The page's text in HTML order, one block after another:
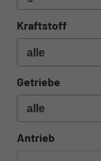
Kraftstoff
Getriebe
Antrieb